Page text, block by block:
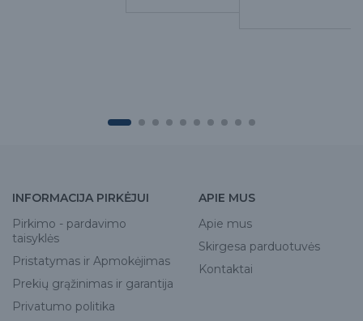
INFORMACIJA PIRKĖJUI
Pirkimo - pardavimo
taisyklės
Pristatymas ir Apmokėjimas
Prekių grąžinimas ir garantija
Privatumo politika
APIE MUS
Apie mus
Skirgesa parduotuvės
Kontaktai